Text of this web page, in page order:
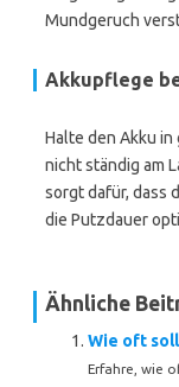
Mundgeruch
Akkupflege
Halte den Akku
nicht ständig am
sorgt dafür, dass
die Putzdauer
Ähnliche
Wie oft
Erfahre, wie